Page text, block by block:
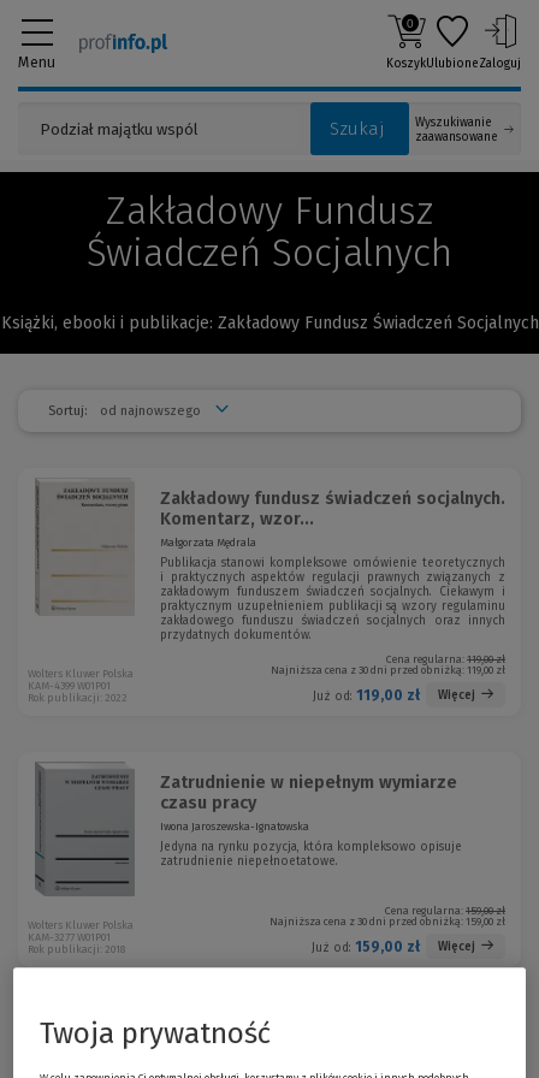
Menu
Szukaj
Wyszukiwanie
zaawansowane
0
KoszykUlubioneZaloguj
Zakładowy Fundusz
Świadczeń Socjalnych
Książki, ebooki i publikacje: Zakładowy Fundusz Świadczeń Socjalnych
Sortuj:
Zakładowy fundusz świadczeń socjalnych.
Komentarz, wzor...
Małgorzata Mędrala
Publikacja stanowi kompleksowe omówienie teoretycznych
i praktycznych aspektów regulacji prawnych związanych z
zakładowym funduszem świadczeń socjalnych. Ciekawym i
praktycznym uzupełnieniem publikacji są wzory regulaminu
zakładowego funduszu świadczeń socjalnych oraz innych
przydatnych dokumentów.
Cena regularna: 119,00 zł
Najniższa cena z 30 dni przed obniżką: 119,00 zł
Już od: 119,00 zł Więcej
Wolters Kluwer Polska
KAM-4399 W01P01
Rok publikacji: 2022
Zatrudnienie w niepełnym wymiarze
czasu pracy
Iwona Jaroszewska-Ignatowska
Jedyna na rynku pozycja, która kompleksowo opisuje
zatrudnienie niepełnoetatowe.
Cena regularna: 159,00 zł
Najniższa cena z 30 dni przed obniżką: 159,00 zł
Już od: 159,00 zł Więcej
Wolters Kluwer Polska
KAM-3277 W01P01
Rok publikacji: 2018
Świadectwo pracy na nowych zasadach
Twoja prywatność